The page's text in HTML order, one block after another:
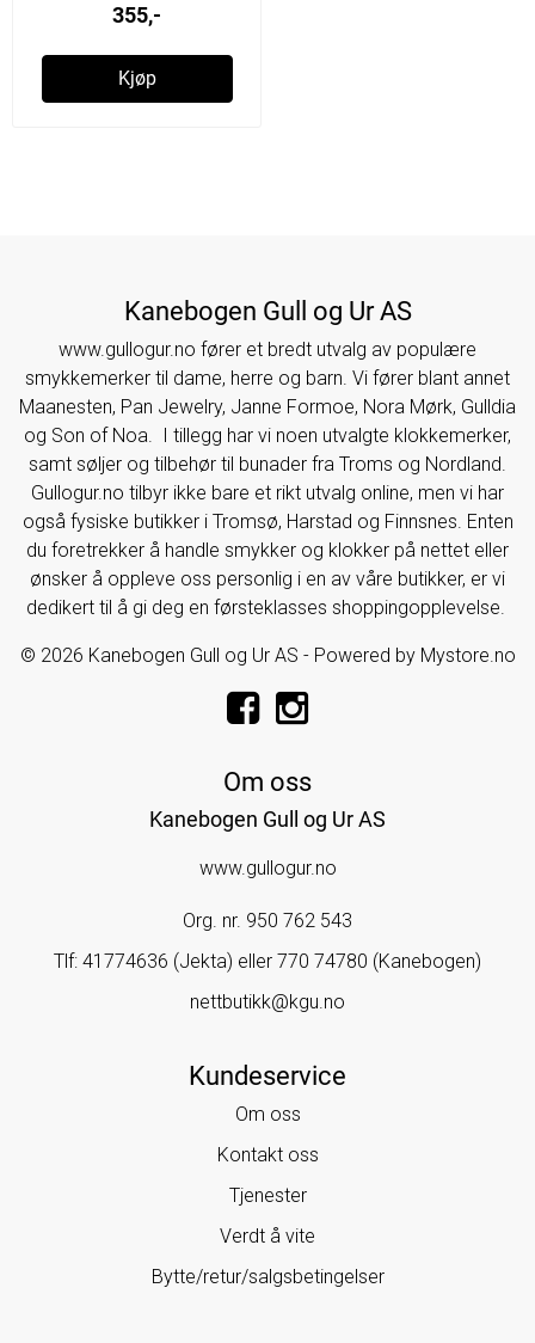
355,-
Kjøp
Kanebogen Gull og Ur AS
www.gullogur.no fører et bredt utvalg av populære
smykkemerker til dame, herre og barn. Vi fører blant annet
Maanesten, Pan Jewelry, Janne Formoe, Nora Mørk, Gulldia
og Son of Noa. I tillegg har vi noen utvalgte klokkemerker,
samt søljer og tilbehør til bunader fra Troms og Nordland.
Gullogur.no tilbyr ikke bare et rikt utvalg online, men vi har
også fysiske butikker i Tromsø, Harstad og Finnsnes. Enten
du foretrekker å handle smykker og klokker på nettet eller
ønsker å oppleve oss personlig i en av våre butikker, er vi
dedikert til å gi deg en førsteklasses shoppingopplevelse.
© 2026 Kanebogen Gull og Ur AS - Powered by Mystore.no
Om oss
Kanebogen Gull og Ur AS
www.gullogur.no
Org. nr. 950 762 543
Tlf: 41774636 (Jekta) eller 770 74780 (Kanebogen)
nettbutikk@kgu.no
Kundeservice
Om oss
Kontakt oss
Tjenester
Verdt å vite
Bytte/retur/salgsbetingelser